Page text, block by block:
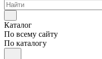
Каталог
По всему сайту
По каталогу